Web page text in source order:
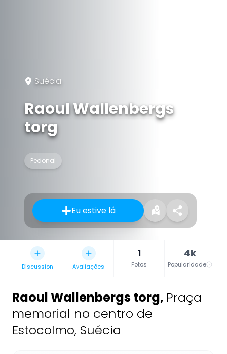
Suécia
Raoul Wallenbergs
torg
Pedonal
Eu estive lá
Discussion Avaliações
1
Fotos
4k
Popularidade
Raoul Wallenbergs torg, Praça
memorial no centro de
Estocolmo, Suécia